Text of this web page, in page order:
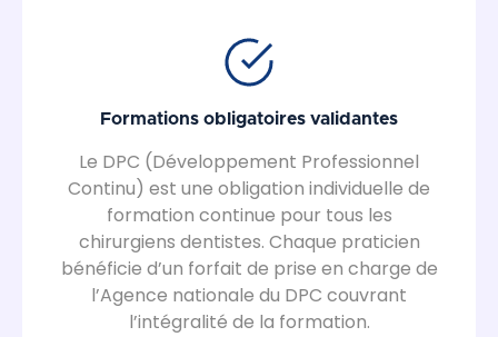
Formations obligatoires validantes
Le DPC (Développement Professionnel
Continu) est une obligation individuelle de
formation continue pour tous les
chirurgiens dentistes. Chaque praticien
bénéficie d’un forfait de prise en charge de
l’Agence nationale du DPC couvrant
l’intégralité de la formation.